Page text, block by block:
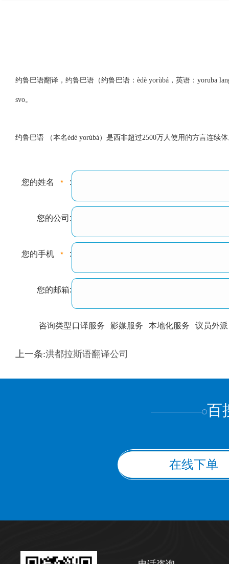
约鲁巴语翻译，约鲁巴语（约鲁巴语：èdè yorùbá，英语：yoruba
svo。
约鲁巴语 （本名èdè yorùbá）是西非超过2500万人使用的方言连
您的姓名 :
您的公司:
您的手机 :
您的邮箱:
咨询类型口译服务 影媒服务 本地化服务 议员外派
训翻译 标准级
上一条:洪都拉斯语翻译公司
百
在线下单